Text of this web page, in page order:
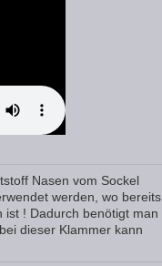
Nasen vom Sockel
werden, wo bereits
! Dadurch benötigt man
dieser Klammer kann